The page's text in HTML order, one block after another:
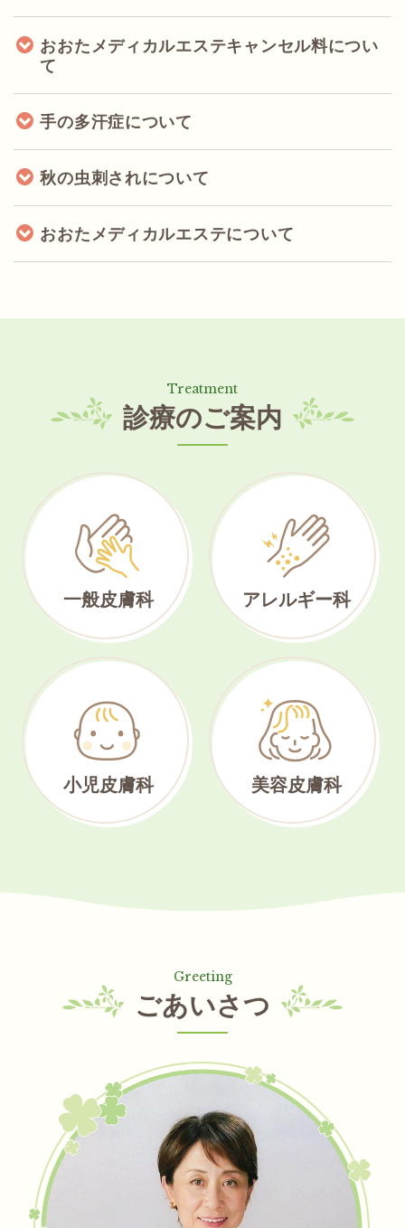
おおたメディカルエステキャンセル料につい
て
手の多汗症について
秋の虫刺されについて
おおたメディカルエステについて
診療のご案内
一般皮膚科 アレルギー科
小児皮膚科 美容皮膚科
ごあいさつ